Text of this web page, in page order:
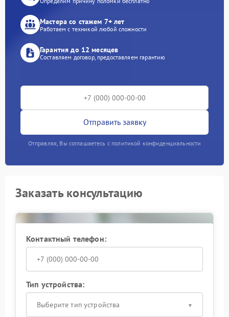
Мастера со стажем 7+ лет
Работаем с техникой любой сложности
Гарантия до 12 месяцев
Составляем договор, предоставляем гарантию
Отправить заявку
Отправляя, Вы соглашаетесь с политикой конфиденциальности
Заказать консультацию
Контактный телефон:
Тип устройства:
Выберите тип устройства